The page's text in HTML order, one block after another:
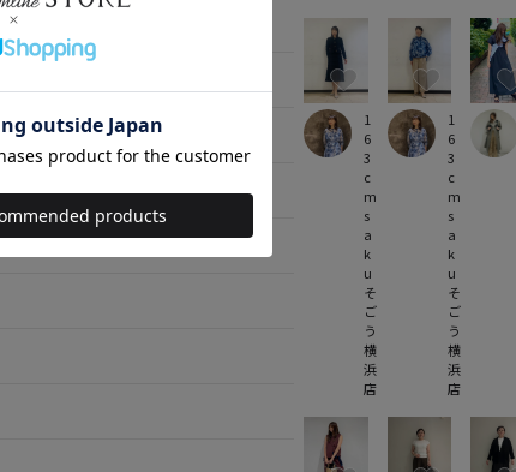
そ
ご
う
横
浜
店
s
a
k
u
1
6
3
c
m
そ
ご
う
横
浜
店
s
a
k
u
1
6
3
c
m